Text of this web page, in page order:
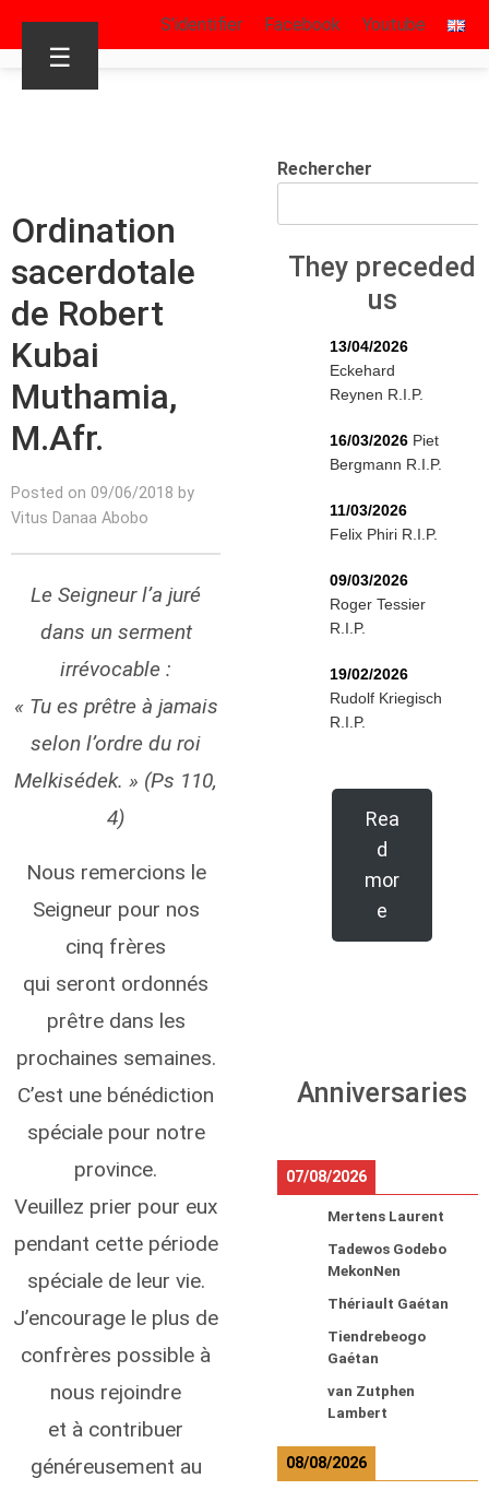
S’identifier Facebook Youtube
☰
Ordination
sacerdotale
de Robert
Kubai
Muthamia,
M.Afr.
Posted on 09/06/2018 by
Vitus Danaa Abobo
Le Seigneur l’a juré
dans un serment
irrévocable :
« Tu es prêtre à jamais
selon l’ordre du roi
Melkisédek. » (Ps 110,
4)
Nous remercions le
Seigneur pour nos
cinq frères
qui seront ordonnés
prêtre dans les
prochaines semaines.
C’est une bénédiction
spéciale pour notre
province.
Veuillez prier pour eux
pendant cette période
spéciale de leur vie.
J’encourage le plus de
confrères possible à
nous rejoindre
et à contribuer
généreusement au
Rechercher
They preceded
us
13/04/2026
Eckehard
Reynen R.I.P.
16/03/2026 Piet
Bergmann R.I.P.
11/03/2026
Felix Phiri R.I.P.
09/03/2026
Roger Tessier
R.I.P.
19/02/2026
Rudolf Kriegisch
R.I.P.
Rea
d
mor
e
Anniversaries
07/08/2026
Mertens Laurent
Tadewos Godebo
MekonNen
Thériault Gaétan
Tiendrebeogo
Gaétan
van Zutphen
Lambert
08/08/2026